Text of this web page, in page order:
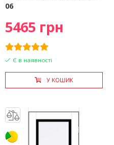
06
5465 грн
Є в наявності
У КОШИК